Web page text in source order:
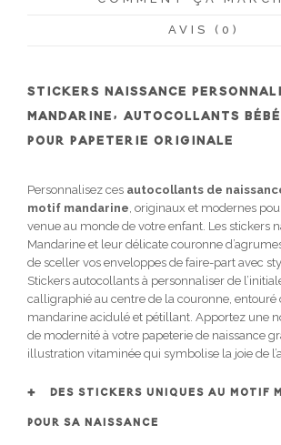
AVIS (0)
STICKERS NAISSANCE
MANDARINE, AUTOCOLLANTS
POUR PAPETERIE ORIGINALE
Personnalisez ces autocollants de
motif mandarine , originaux et modernes
venue au monde de votre enfant. Les stickers
Mandarine et leur délicate couronne
de sceller vos enveloppes de faire-part avec
Stickers autocollants à personnaliser de
calligraphié au centre de la couronne, entouré
mandarine acidulé et pétillant. Apportez une
de modernité à votre papeterie de naissance
illustration vitaminée qui symbolise la joie de
DES STICKERS UNIQUES AU MOTIF
POUR SA NAISSANCE